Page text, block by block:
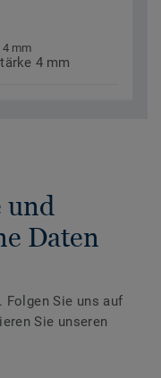
4 mm
4 mm
und
Daten
Folgen Sie uns auf
Sie unseren